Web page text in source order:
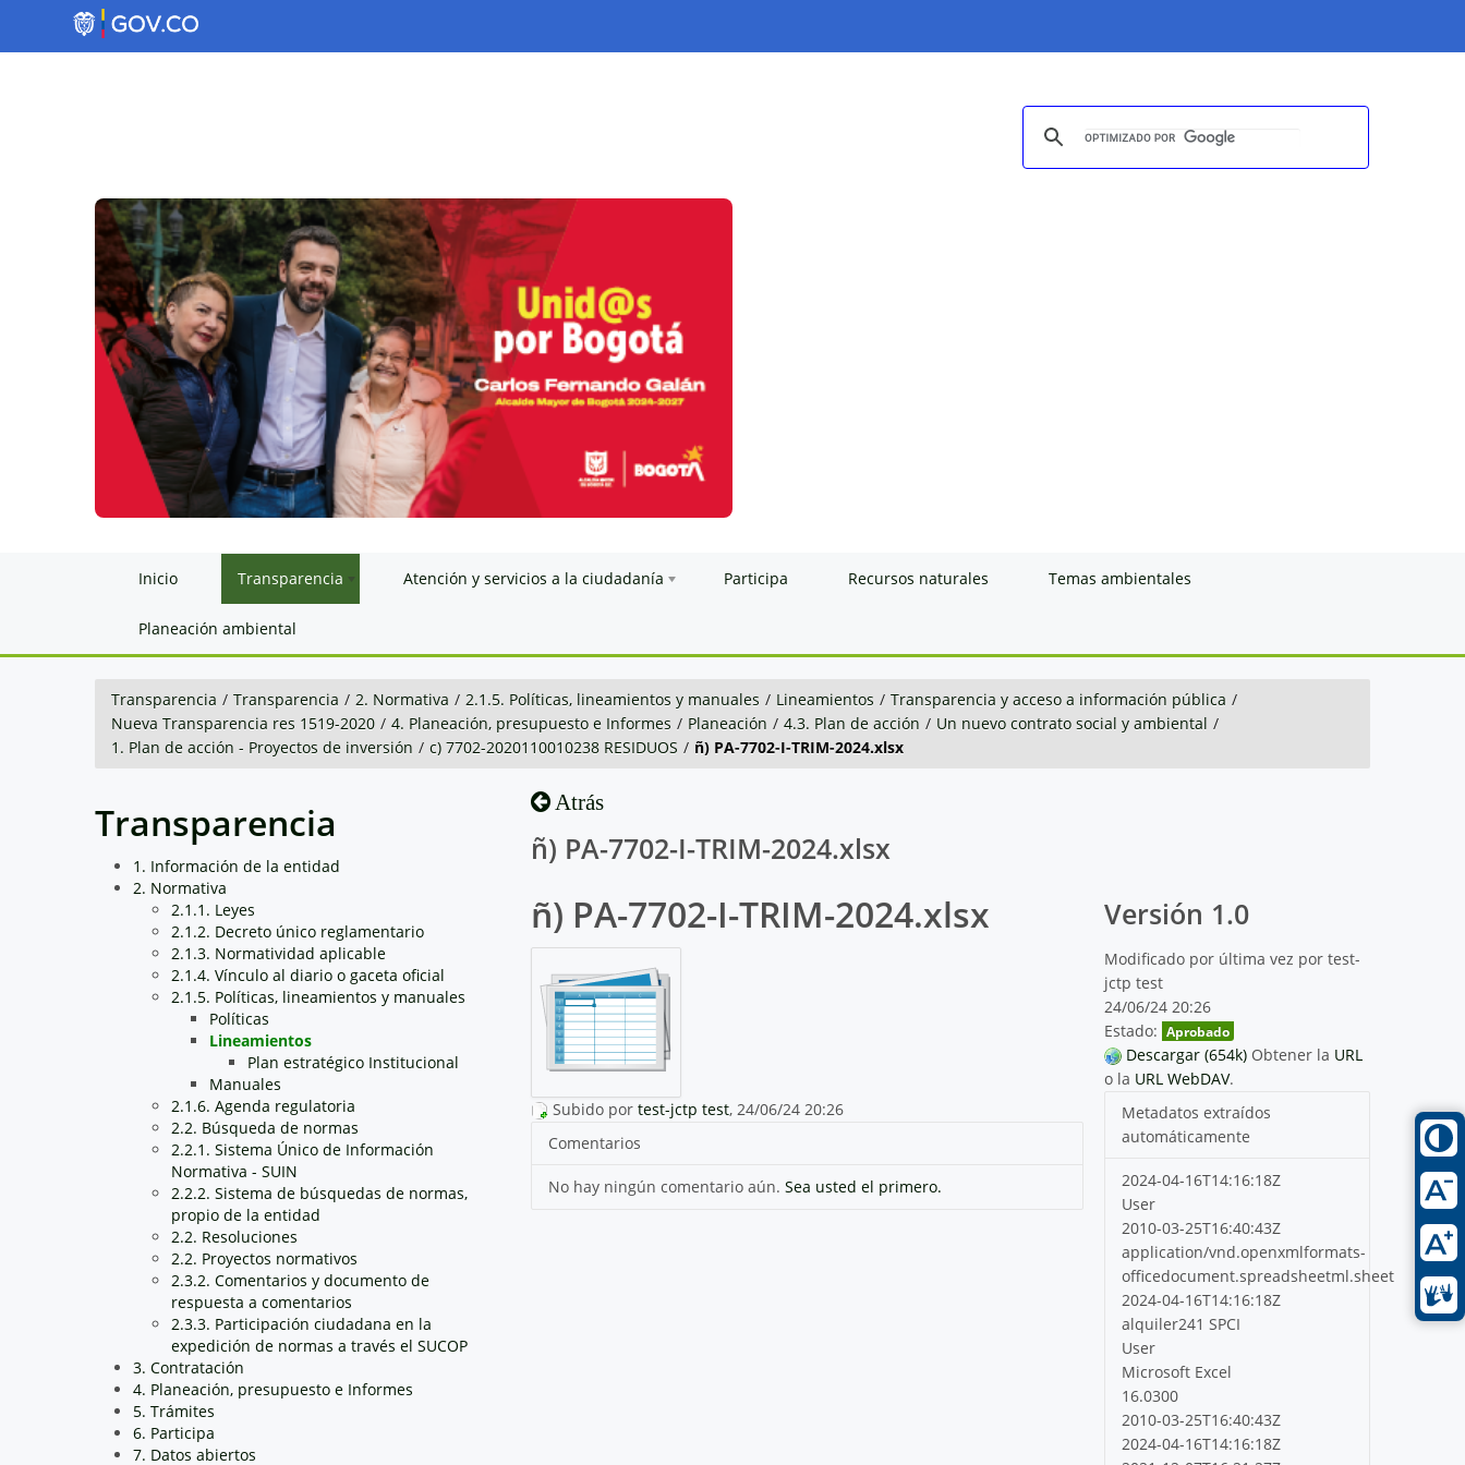
Inicio Transparencia Atención y servicios a la ciudadanía Participa Recursos naturales Temas ambientales
Planeación ambiental
Transparencia / Transparencia / 2. Normativa / 2.1.5. Políticas, lineamientos y manuales / Lineamientos / Transparencia y acceso a información pública /
Nueva Transparencia res 1519-2020 / 4. Planeación, presupuesto e Informes / Planeación / 4.3. Plan de acción / Un nuevo contrato social y ambiental /
1. Plan de acción - Proyectos de inversión / c) 7702-2020110010238 RESIDUOS / ñ) PA-7702-I-TRIM-2024.xlsx
Transparencia
1. Información de la entidad
2. Normativa
2.1.1. Leyes
2.1.2. Decreto único reglamentario
2.1.3. Normatividad aplicable
2.1.4. Vínculo al diario o gaceta oficial
2.1.5. Políticas, lineamientos y manuales
Políticas
Lineamientos
Plan estratégico Institucional
Manuales
2.1.6. Agenda regulatoria
2.2. Búsqueda de normas
2.2.1. Sistema Único de Información
Normativa - SUIN
2.2.2. Sistema de búsquedas de normas,
propio de la entidad
2.2. Resoluciones
2.2. Proyectos normativos
2.3.2. Comentarios y documento de
respuesta a comentarios
2.3.3. Participación ciudadana en la
expedición de normas a través el SUCOP
3. Contratación
4. Planeación, presupuesto e Informes
5. Trámites
6. Participa
7. Datos abiertos
Atrás
ñ) PA-7702-I-TRIM-2024.xlsx
ñ) PA-7702-I-TRIM-2024.xlsx
Subido por test-jctp test, 24/06/24 20:26
Comentarios
No hay ningún comentario aún. Sea usted el primero.
Versión 1.0
Modificado por última vez por test-
jctp test
24/06/24 20:26
Estado: Aprobado
Descargar (654k) Obtener la URL
o la URL WebDAV.
Metadatos extraídos
automáticamente
2024-04-16T14:16:18Z
User
2010-03-25T16:40:43Z
application/vnd.openxmlformats-
officedocument.spreadsheetml.sheet
2024-04-16T14:16:18Z
alquiler241 SPCI
User
Microsoft Excel
16.0300
2010-03-25T16:40:43Z
2024-04-16T14:16:18Z